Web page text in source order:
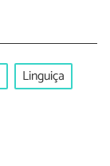
Linguiça